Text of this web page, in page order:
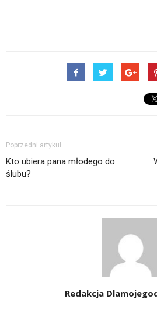
Poprzedni artykuł
Kto ubiera pana młodego do
ślubu?
Redakcja